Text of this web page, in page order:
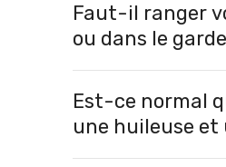
Faut-il ranger
ou dans le
Est-ce normal
une huileuse et